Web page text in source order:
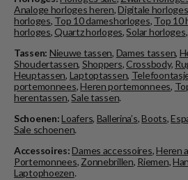
Analoge horloges heren,Digitale
horloges, Top 10 dameshorloges, Top 10
horloges, Quartz horloges,Solar horloges
Tassen: Nieuwe tassen, Dames tassen,
Shoudertassen, Shoppers, Crossbody,
Heuptassen, Laptoptassen,
portemonnees,Heren portemonnees,
herentassen,Sale tassen.
Schoenen:Loafers, Ballerina’s,Boots,
Sale schoenen.
Accessoires:Dames accessoires,Heren
Portemonnees, Zonnebrillen, Riemen,
Laptophoezen.